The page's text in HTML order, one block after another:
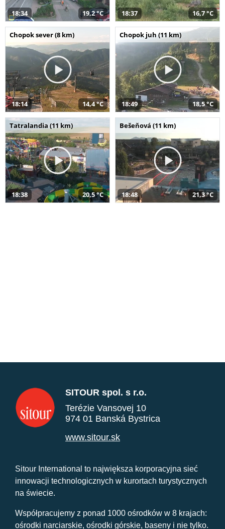
18:34 19,2 °C 18:37 16,7 °C
Chopok sever (8 km)
18:14 14,4 °C
Chopok juh (11 km)
18:49 18,5 °C
Tatralandia (11 km)
18:38 20,5 °C
Bešeňová (11 km)
18:48 21,3 °C
SITOUR spol. s r.o.
Terézie Vansovej 10
974 01 Banská Bystrica
www.sitour.sk
Sitour International to największa korporacyjna sieć
innowacji technologicznych w kurortach turystycznych
na świecie.
Współpracujemy z ponad 1000 ośrodków w 8 krajach:
ośrodki narciarskie, ośrodki górskie, baseny i nie tylko.